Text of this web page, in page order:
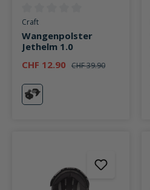
Durchschnittliche Bewertung von
Craft
Wangenpolster
Jethelm 1.0
CHF 12.90 CHF 39.90
neutral